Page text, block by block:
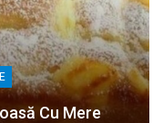
Cu Mere